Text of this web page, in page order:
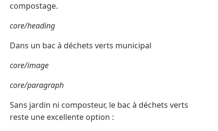
compostage.
core/heading
Dans un bac à déchets verts municipal
core/image
core/paragraph
Sans jardin ni composteur, le bac à déchets verts
reste une excellente option :